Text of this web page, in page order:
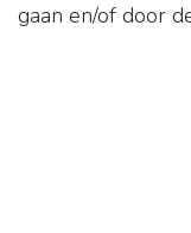
gaan en/of door